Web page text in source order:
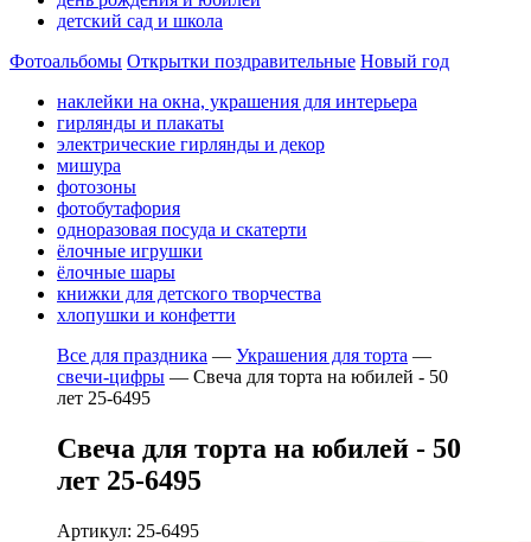
детский сад и школа
Фотоальбомы Открытки поздравительные Новый год
наклейки на окна, украшения для интерьера
гирлянды и плакаты
электрические гирлянды и декор
мишура
фотозоны
фотобутафория
одноразовая посуда и скатерти
ёлочные игрушки
ёлочные шары
книжки для детского творчества
хлопушки и конфетти
Все для праздника — Украшения для торта —
свечи-цифры — Свеча для торта на юбилей - 50
лет 25-6495
Свеча для торта на юбилей - 50
лет 25-6495
Артикул: 25-6495